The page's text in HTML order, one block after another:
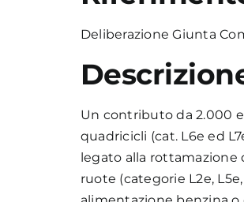
Deliberazione Giunta
Un contributo da 2.000
quadricicli (cat. L6e ed
legato alla rottamazione
ruote (categorie L2e,